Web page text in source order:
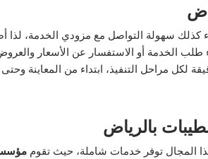
كذلك سهولة التواصل مع مزودي الخدمة،
طلب الخدمة أو الاستفسار عن الأسعار
لكل مراحل التنفيذ، ابتداء من المعاينة
بالرياض
توفر خدمات شاملة، حيث تقوم